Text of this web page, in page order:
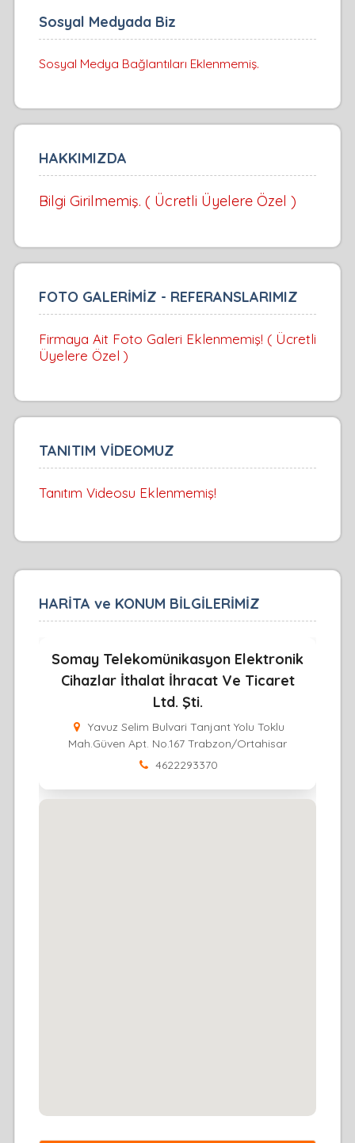
Sosyal Medyada Biz
Sosyal Medya Bağlantıları Eklenmemiş.
HAKKIMIZDA
Bilgi Girilmemiş. ( Ücretli Üyelere Özel )
FOTO GALERİMİZ - REFERANSLARIMIZ
Firmaya Ait Foto Galeri Eklenmemiş! ( Ücretli
Üyelere Özel )
TANITIM VİDEOMUZ
Tanıtım Videosu Eklenmemiş!
HARİTA ve KONUM BİLGİLERİMİZ
Somay Telekomünikasyon Elektronik
Cihazlar İthalat İhracat Ve Ticaret
Ltd. Şti.
Yavuz Selim Bulvari Tanjant Yolu Toklu
Mah.Güven Apt. No.167 Trabzon/Ortahisar
4622293370